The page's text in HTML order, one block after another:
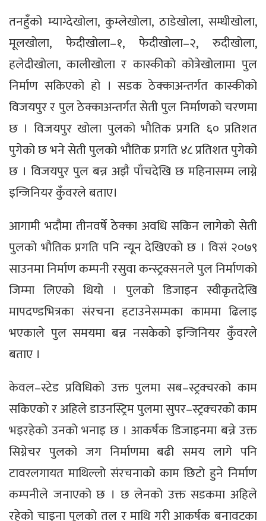
तनहुँको म्याग्देखोला, कुम्लेखोला, ठाडेखोला, सम्धीखोला,
मूलखोला, फेदीखोला–१, फेदीखोला–२, रुदीखोला,
हलेदीखोला, कालीखोला र कास्कीको कोत्रेखोलामा पुल
निर्माण सकिएको हो । सडक ठेक्काअन्तर्गत कास्कीको
विजयपुर र पुल ठेक्काअन्तर्गत सेती पुल निर्माणको चरणमा
छ । विजयपुर खोला पुलको भौतिक प्रगति ६० प्रतिशत
पुगेको छ भने सेती पुलको भौतिक प्रगति ४८ प्रतिशत पुगेको
छ । विजयपुर पुल बन्न अझै पाँचदेखि छ महिनासम्म लाग्ने
इन्जिनियर कुँवरले बताए।
आगामी भदौमा तीनवर्षे ठेक्का अवधि सकिन लागेको सेती
पुलको भौतिक प्रगति पनि न्यून देखिएको छ । विसं २०७९
साउनमा निर्माण कम्पनी रसुवा कन्स्ट्रक्सनले पुल निर्माणको
जिम्मा लिएको थियो । पुलको डिजाइन स्वीकृतदेखि
मापदण्डभित्रका संरचना हटाउनेसम्मका काममा ढिलाइ
भएकाले पुल समयमा बन्न नसकेको इन्जिनियर कुँवरले
बताए ।
केवल–स्टेड प्रविधिको उक्त पुलमा सब–स्ट्रक्चरको काम
सकिएको र अहिले डाउनस्ट्रिम पुलमा सुपर–स्ट्रक्चरको काम
भइरहेको उनको भनाइ छ । आकर्षक डिजाइनमा बन्ने उक्त
सिग्नेचर पुलको जग निर्माणमा बढी समय लागे पनि
टावरलगायत माथिल्लो संरचनाको काम छिटो हुने निर्माण
कम्पनीले जनाएको छ । छ लेनको उक्त सडकमा अहिले
रहेको चाइना पुलको तल र माथि गरी आकर्षक बनावटका